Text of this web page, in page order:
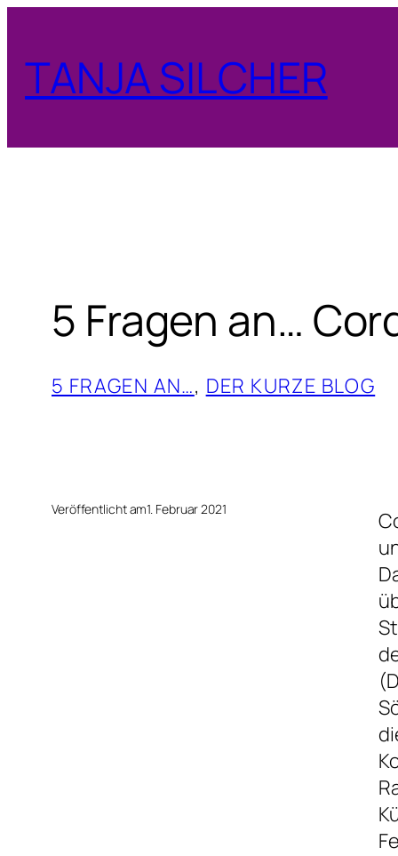
springen
TANJA SILCHER
5 Fragen an…
5 FRAGEN AN…, DER KURZE BLOG
Veröffentlicht am1. Februar 2021